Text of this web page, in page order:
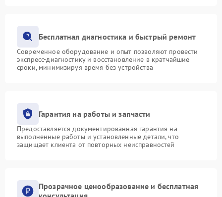
Бесплатная диагностика и быстрый ремонт
Современное оборудование и опыт позволяют провести
экспресс-диагностику и восстановление в кратчайшие
сроки, минимизируя время без устройства
Гарантия на работы и запчасти
Предоставляется документированная гарантия на
выполненные работы и установленные детали, что
защищает клиента от повторных неисправностей
Прозрачное ценообразование и бесплатная